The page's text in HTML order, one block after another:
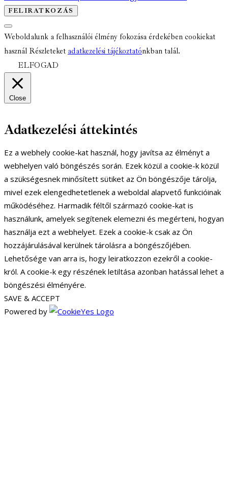
Weboldalunk a felhasználói élmény fokozása érdekében cookiekat
használ Részleteket adatkezelési tájékoztatónkban talál.
ELFOGAD
Close
Adatkezelési áttekintés
Ez a webhely cookie-kat használ, hogy javítsa az élményt a
webhelyen való böngészés során. Ezek közül a cookie-k közül
a szükségesnek minősített sütiket az Ön böngészője tárolja,
mivel ezek elengedhetetlenek a weboldal alapvető funkcióinak
működéséhez. Harmadik féltől származó cookie-kat is
használunk, amelyek segítenek elemezni és megérteni, hogyan
használja ezt a webhelyet. Ezek a cookie-k csak az Ön
hozzájárulásával kerülnek tárolásra a böngészőjében.
Lehetősége van arra is, hogy leiratkozzon ezekről a cookie-
król. A cookie-k egy részének letiltása azonban hatással lehet a
böngészési élményére.
SAVE & ACCEPT
Powered by